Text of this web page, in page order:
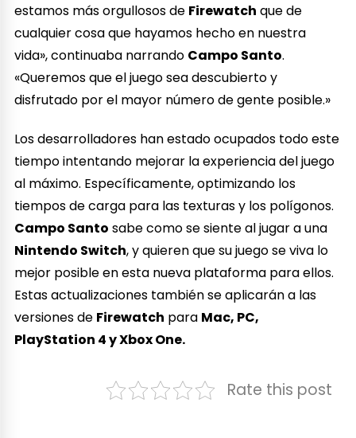
estamos más orgullosos de Firewatch que de
cualquier cosa que hayamos hecho en nuestra
vida», continuaba narrando Campo Santo.
«Queremos que el juego sea descubierto y
disfrutado por el mayor número de gente posible.»
Los desarrolladores han estado ocupados todo este
tiempo intentando mejorar la experiencia del juego
al máximo. Específicamente, optimizando los
tiempos de carga para las texturas y los polígonos.
Campo Santo sabe como se siente al jugar a una
Nintendo Switch, y quieren que su juego se viva lo
mejor posible en esta nueva plataforma para ellos.
Estas actualizaciones también se aplicarán a las
versiones de Firewatch para Mac, PC,
PlayStation 4 y Xbox One.
Rate this post